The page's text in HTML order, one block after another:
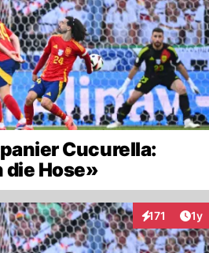
Cucurella:
die Hose»
171
Interaktionen
1y